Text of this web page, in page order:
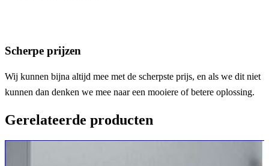
Scherpe prijzen
Wij kunnen bijna altijd mee met de scherpste prijs, en als we dit niet
kunnen dan denken we mee naar een mooiere of betere oplossing.
Gerelateerde producten